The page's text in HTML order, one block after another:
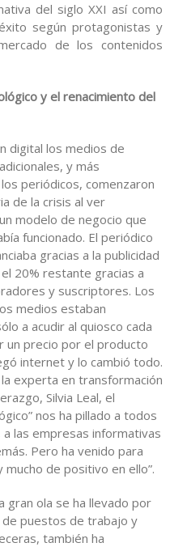
del siglo XXI así como
según protagonistas y
de los contenidos
y el renacimiento del
digital los medios de
y más
periódicos, comenzaron
de la crisis al ver
modelo de negocio que
funcionado. El periódico
gracias a la publicidad
20% restante gracias a
y suscriptores. Los
medios estaban
a acudir al quiosco cada
un precio por el producto
internet y lo cambió todo.
experta en transformación
Silvia Leal, el
nos ha pillado a todos
las empresas informativas
Pero ha venido para
mucho de positivo en ello”.
gran ola se ha llevado por
puestos de trabajo y
también ha